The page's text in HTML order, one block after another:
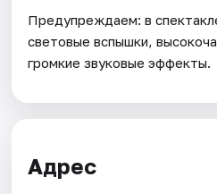
Предупреждаем: в
световые вспышки,
громкие звуковые эффекты.
Адрес